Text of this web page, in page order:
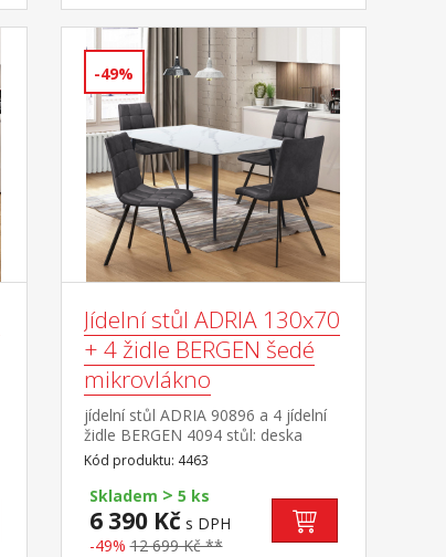
-49%
Jídelní stůl ADRIA 130x70
+ 4 židle BERGEN šedé
mikrovlákno
jídelní stůl ADRIA 90896 a 4 jídelní
židle BERGEN 4094 stůl: deska
keramika, barevné provedení
imitace mramoru kovová
konstrukce, barevné provedení
černá židle: potah broušená kůže –
imitace mikrovlákno, barevné
Kód produktu: 4463
Skladem > 5 ks
6 390 Kč s DPH
-49% 12 699 Kč **